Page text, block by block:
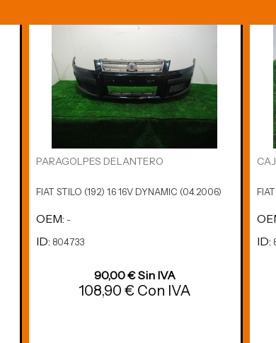
PARAGOLPES DELANTERO
FIAT STILO (192) 1.6 16V DYNAMIC (04.2006)
OEM: -
ID: 804733
90,00 € Sin IVA
108,90 € Con IVA
ID: